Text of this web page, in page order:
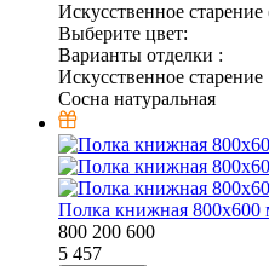
Искусственное старение
Выберите цвет:
Варианты отделки :
Искусственное старение
Сосна натуральная
Полка книжная
800 200 600
5 457